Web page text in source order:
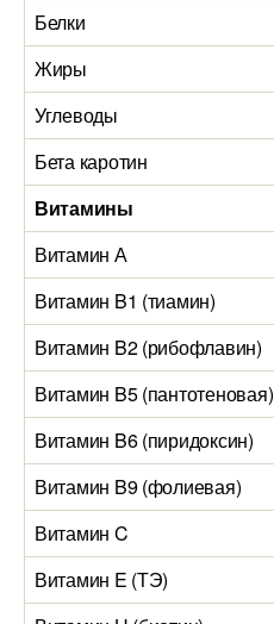
Белки
Жиры
Углеводы
Бета каротин
Витамины
Витамин А
Витамин B1 (тиамин)
Витамин B2 (рибофлавин)
Витамин B5 (пантотеновая)
Витамин B6 (пиридоксин)
Витамин B9 (фолиевая)
Витамин C
Витамин E (ТЭ)